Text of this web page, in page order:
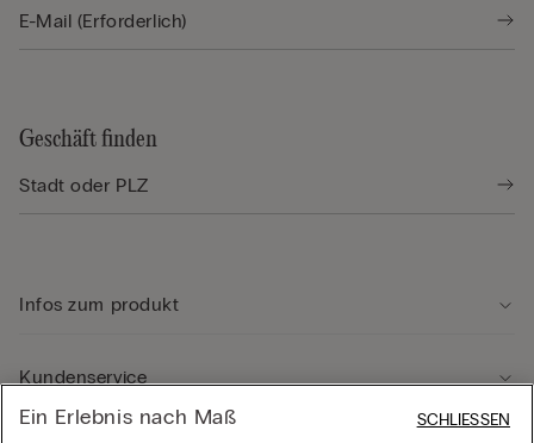
Geschäft finden
Infos zum produkt
Kundenservice
Ein Erlebnis nach Maß SCHLIESSEN